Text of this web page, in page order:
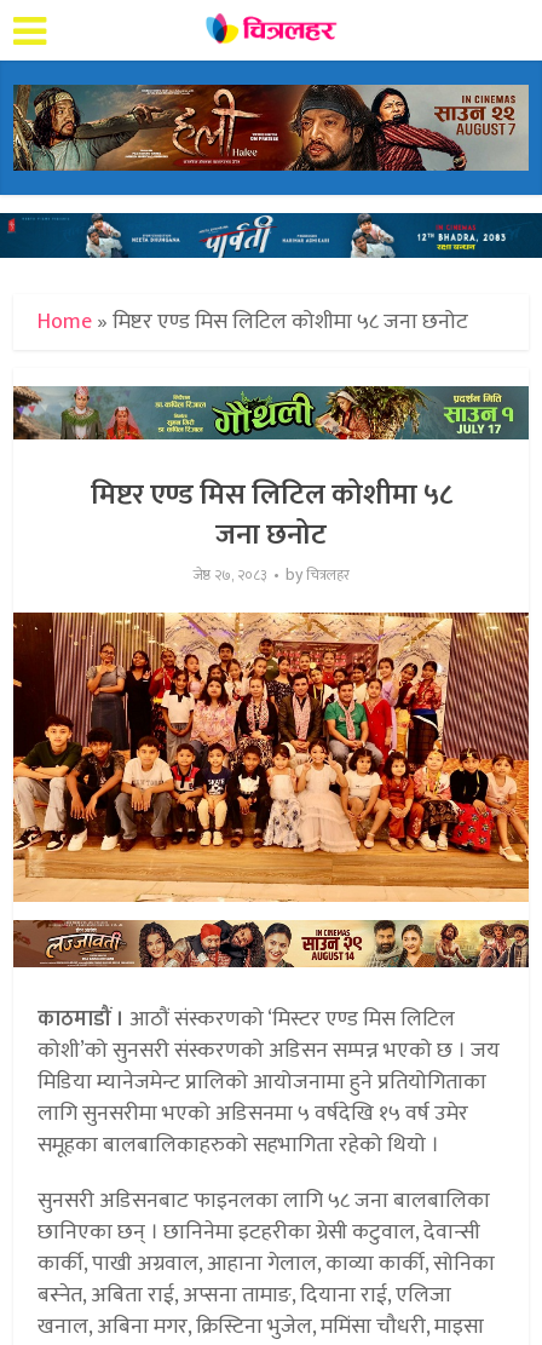
Home»मिष्टर एण्ड मिस लिटिल कोशीमा ५८ जना छनोट
मिष्टर एण्ड मिस लिटिल कोशीमा ५८
जना छनोट
जेष्ठ २७, २०८३ byचित्रलहर
काठमाडौं । आठौं संस्करणको ‘मिस्टर एण्ड मिस लिटिल
कोशी’को सुनसरी संस्करणको अडिसन सम्पन्न भएको छ । जय
मिडिया म्यानेजमेन्ट प्रालिको आयोजनामा हुने प्रतियोगिताका
लागि सुनसरीमा भएको अडिसनमा ५ वर्षदेखि १५ वर्ष उमेर
समूहका बालबालिकाहरुको सहभागिता रहेको थियो ।
सुनसरी अडिसनबाट फाइनलका लागि ५८ जना बालबालिका
छानिएका छन् । छानिनेमा इटहरीका ग्रेसी कटुवाल, देवान्सी
कार्की, पाखी अग्रवाल, आहाना गेलाल, काव्या कार्की, सोनिका
बस्नेत, अबिता राई, अप्सना तामाङ, दियाना राई, एलिजा
खनाल, अबिना मगर, क्रिस्टिना भुजेल, ममिंसा चौधरी, माइसा